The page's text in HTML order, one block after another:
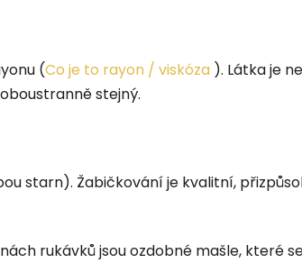
(Co je to rayon / viskóza ). Látka je
stejný.
starn). Žabičkování je kvalitní,
rukávků jsou ozdobné mašle, které